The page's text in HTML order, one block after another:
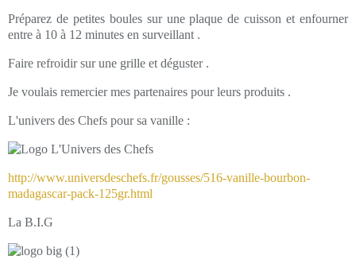
Préparez de petites boules sur une plaque de cuisson et enfourner
entre à 10 à 12 minutes en surveillant .
Faire refroidir sur une grille et déguster .
Je voulais remercier mes partenaires pour leurs produits .
L'univers des Chefs pour sa vanille :
http://www.universdeschefs.fr/gousses/516-vanille-bourbon-
madagascar-pack-125gr.html
La B.I.G